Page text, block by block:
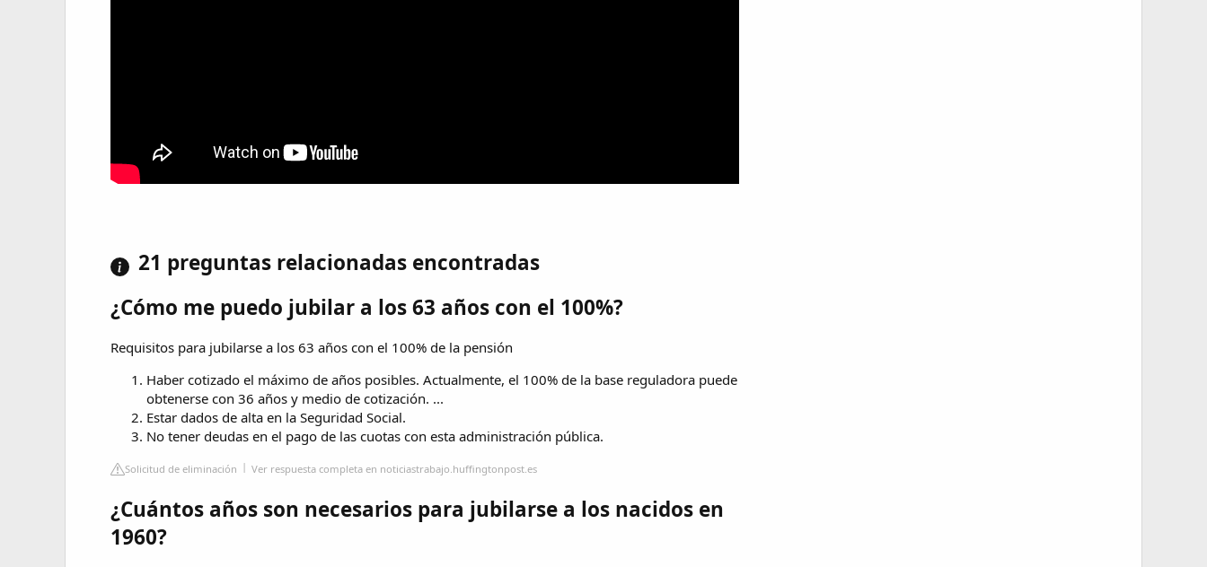
21 preguntas relacionadas encontradas
¿Cómo me puedo jubilar a los 63 años con el 100%?
Requisitos para jubilarse a los 63 años con el 100% de la pensión
Haber cotizado el máximo de años posibles. Actualmente, el 100% de la base reguladora puede
obtenerse con 36 años y medio de cotización. ...
Estar dados de alta en la Seguridad Social.
No tener deudas en el pago de las cuotas con esta administración pública.
Solicitud de eliminación Ver respuesta completa en noticiastrabajo.huffingtonpost.es
¿Cuántos años son necesarios para jubilarse a los nacidos en
1960?